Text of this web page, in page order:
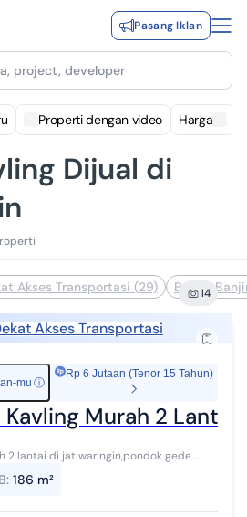
Pasang Iklan
project, developer
Properti dengan video Harga
Dijual di
Akses Transportasi (29) Bebas
14
Akses Transportasi
mu ⓘ
Rp 6 Jutaan (Tenor 15 Tahun)
Kavling Murah 2
2 lantai di jatiwaringin,pondok gede.
: 186 m²